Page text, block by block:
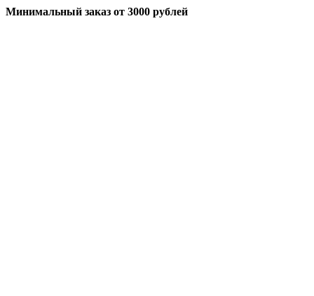
Минимальный заказ от 3000 рублей